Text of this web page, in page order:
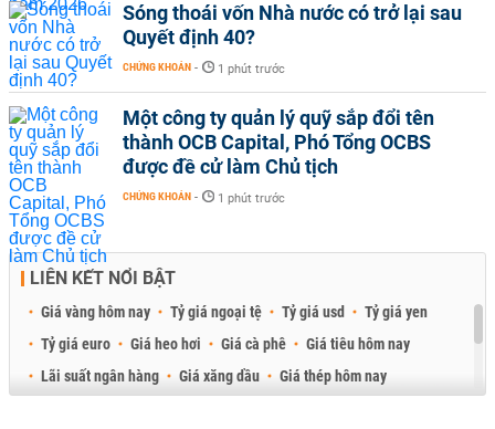
Sóng thoái vốn Nhà nước có trở lại sau
Quyết định 40?
CHỨNG KHOÁN - 1 phút trước
Một công ty quản lý quỹ sắp đổi tên
thành OCB Capital, Phó Tổng OCBS
được đề cử làm Chủ tịch
CHỨNG KHOÁN - 1 phút trước
LIÊN KẾT NỔI BẬT
Giá vàng hôm nay Tỷ giá ngoại tệ Tỷ giá usd
Tỷ giá yen
Tỷ giá euro
Giá heo hơi Giá cà phê
Giá tiêu hôm nay
Lãi suất ngân hàng
Giá xăng dầu
Giá thép hôm nay